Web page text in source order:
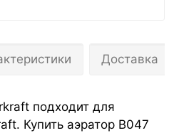
Доставка
подходит для
Купить аэратор B047